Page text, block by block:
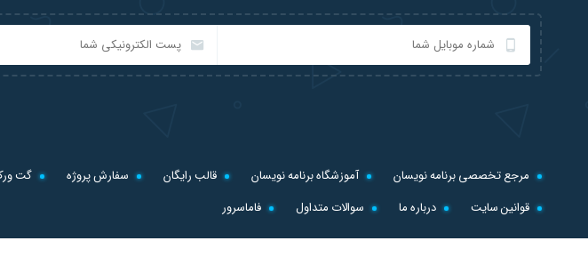
Logout کاربران از کریو و قطع دسترسی به اینترنت
intrusion Prevention در کریو کنترل مرجع تخصصی برنامه نویسان آموزشگاه برنامه نویسان قالب رایگان سفارش پروژه گت
قوانین سایت
درباره ما سوالات متداول فاماسرور